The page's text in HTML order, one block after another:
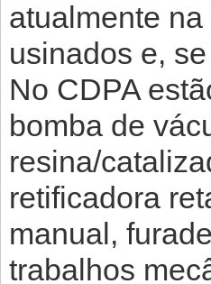
atualmente
usinados e,
No CDPA
bomba de
resina/
retificadora
manual,
trabalhos